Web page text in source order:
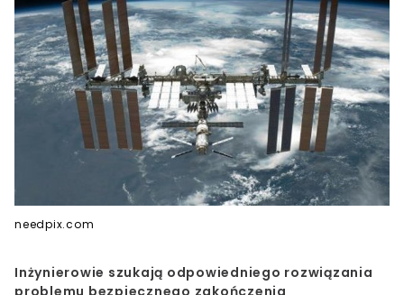
needpix.com
Inżynierowie szukają odpowiedniego rozwiązania